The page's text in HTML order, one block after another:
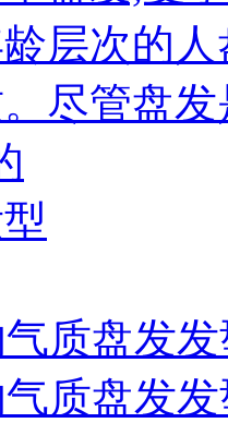
层次的
尽管盘
质盘发
质盘发